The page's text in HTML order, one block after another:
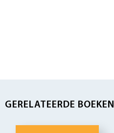
GERELATEERDE BOEKEN